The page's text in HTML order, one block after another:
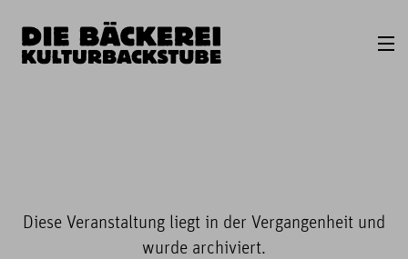
Diese Veranstaltung liegt in der Vergangenheit und
wurde archiviert.